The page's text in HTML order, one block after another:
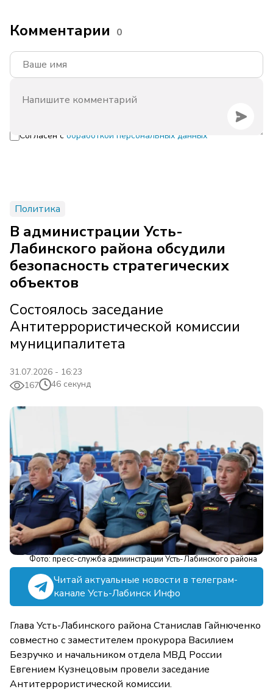
Комментарии 0
Согласен с обработкой персональных данных
Политика
В администрации Усть-
Лабинского района обсудили
безопасность стратегических
объектов
Состоялось заседание
Антитеррористической комиссии
муниципалитета
31.07.2026 - 16:23
167
46 секунд
Фото: пресс-служба адмиинстрации Усть-Лабинского района
Читай актуальные новости в телеграм-
канале Усть-Лабинск Инфо
Глава Усть-Лабинского района Станислав Гайнюченко
совместно с заместителем прокурора Василием
Безручко и начальником отдела МВД России
Евгением Кузнецовым провели заседание
Антитеррористической комиссии.